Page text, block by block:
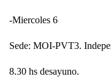
-Miercoles 6
Sede: MOI-PVT3.
8.30 hs desayuno.